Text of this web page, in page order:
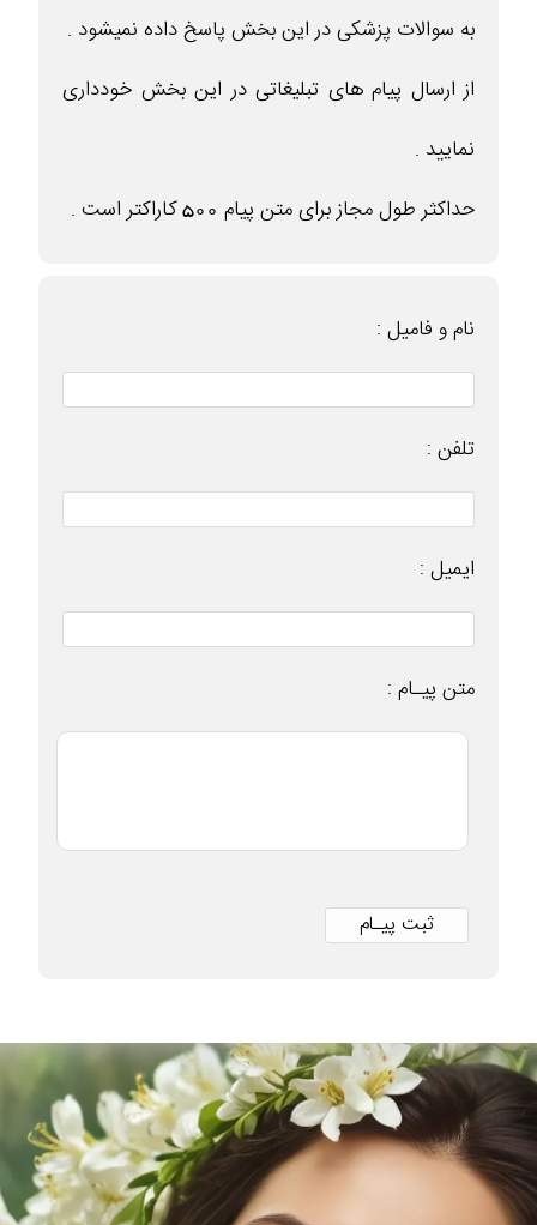
به سوالات پزشکی در این بخش پاسخ داده نمیشود .
از ارسال پیام های تبلیغاتی در این بخش خودداری
نمایید .
حداکثر طول مجاز برای متن پیام 500 کاراکتر است .
نام و فامیل :
تلفن :
ایمیل :
متن پیـام :